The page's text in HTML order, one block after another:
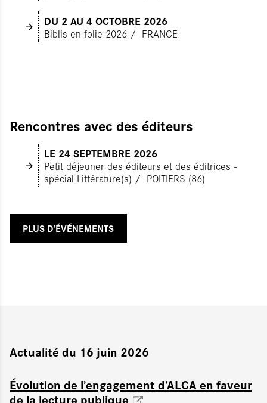
DU 2 AU 4 OCTOBRE 2026
Biblis en folie 2026 FRANCE
Rencontres avec des éditeurs
LE 24 SEPTEMBRE 2026
Petit déjeuner des éditeurs et des éditrices -
spécial Littérature(s)
POITIERS (86)
PLUS D'ÉVÉNEMENTS
Actualité du 16 juin 2026
Évolution de l’engagement d’ALCA en faveur
de la lecture publique